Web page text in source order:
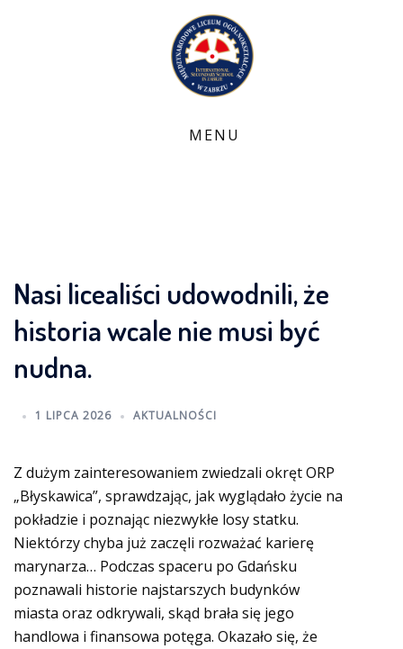
Nasi licealiści udowodnili, że
historia wcale nie musi być
nudna.
1 LIPCA 2026 AKTUALNOŚCI
Z dużym zainteresowaniem zwiedzali okręt ORP
„Błyskawica”, sprawdzając, jak wyglądało życie na
pokładzie i poznając niezwykłe losy statku.
Niektórzy chyba już zaczęli rozważać karierę
marynarza… Podczas spaceru po Gdańsku
poznawali historie najstarszych budynków
miasta oraz odkrywali, skąd brała się jego
handlowa i finansowa potęga. Okazało się, że